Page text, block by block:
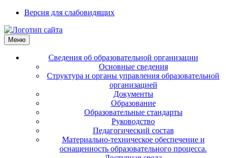
Версия для слабовидящих
Меню
Сведения об образовательной организации
Основные сведения
Структура и органы управления образовательной
организацией
Документы
Образование
Образовательные стандарты
Руководство
Педагогический состав
Материально-техническое обеспечение и
оснащенность образовательного процесса.